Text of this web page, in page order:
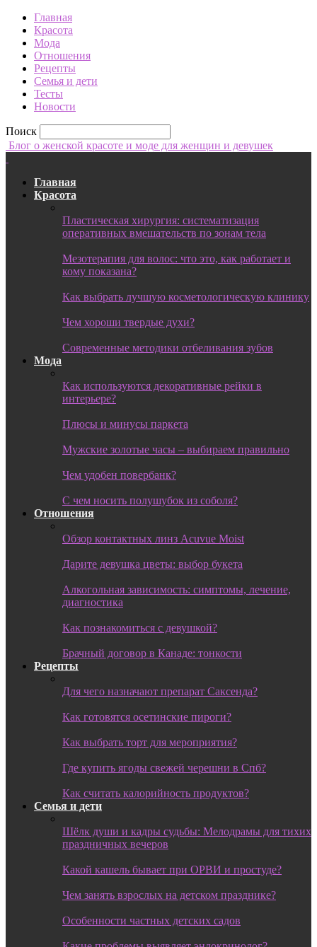
Главная
Красота
Мода
Отношения
Рецепты
Семья и дети
Тесты
Новости
Поиск
Блог о женской красоте и моде для женщин и девушек
Главная
Красота
Пластическая хирургия: систематизация
оперативных вмешательств по зонам тела
Мезотерапия для волос: что это, как работает и
кому показана?
Как выбрать лучшую косметологическую клинику
Чем хороши твердые духи?
Современные методики отбеливания зубов
Мода
Как используются декоративные рейки в
интерьере?
Плюсы и минусы паркета
Мужские золотые часы – выбираем правильно
Чем удобен повербанк?
С чем носить полушубок из соболя?
Отношения
Обзор контактных линз Acuvue Moist
Дарите девушка цветы: выбор букета
Алкогольная зависимость: симптомы, лечение,
диагностика
Как познакомиться с девушкой?
Брачный договор в Канаде: тонкости
Рецепты
Для чего назначают препарат Саксенда?
Как готовятся осетинские пироги?
Как выбрать торт для мероприятия?
Где купить ягоды свежей черешни в Спб?
Как считать калорийность продуктов?
Семья и дети
Шёлк души и кадры судьбы: Мелодрамы для тихих
праздничных вечеров
Какой кашель бывает при ОРВИ и простуде?
Чем занять взрослых на детском празднике?
Особенности частных детских садов